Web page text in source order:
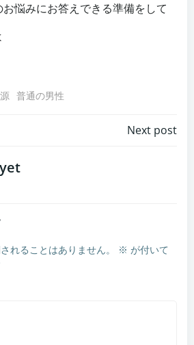
悩みにお答えできる準備をして
普通の男性
ビ
ゲ
Next post
れることはありません。 ※ が付いて